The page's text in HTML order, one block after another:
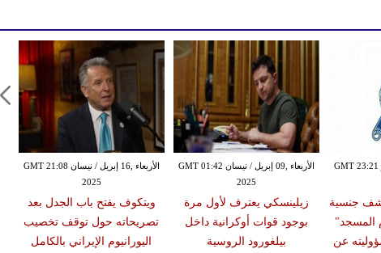
الأربعاء ,16 إبريل / نيسان GMT 21:08
2025
ويتكوف يفتح باب الجدل بعد
تصريحاته حول توقف تخصيب
اليورانيوم الإيراني بالكامل
الأربعاء ,09 إبريل / نيسان GMT 01:42
2025
زيلينسكي يعترف لأول مرة
بوجود قوات أوكرانية داخل
بيلغورود الروسية
الخميس ,18 تموز / يوليو GMT 23:21
جنسية
المسجد"
عن